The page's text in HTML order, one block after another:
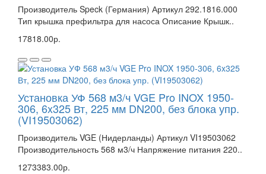
Производитель Speck (Германия) Артикул 292.1816.000
Тип крышка префильтра для насоса Описание Крышк..
17818.00р.
Установка УФ 568 м3/ч VGE Pro INOX 1950-
306, 6x325 Вт, 225 мм DN200, без блока упр.
(VI19503062)
Производитель VGE (Нидерланды) Артикул VI19503062
Производительность 568 м3/ч Напряжение питания 220..
1273383.00р.